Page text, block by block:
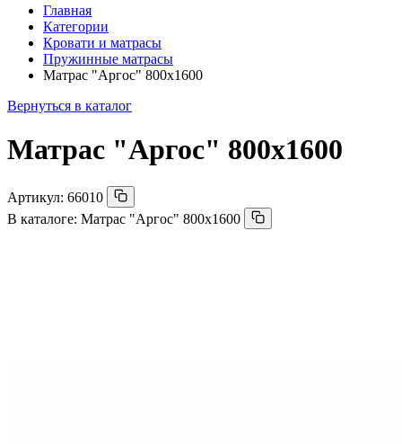
Главная
Категории
Кровати и матрасы
Пружинные матрасы
Матрас "Аргос" 800х1600
Вернуться в каталог
Матрас "Аргос" 800х1600
Артикул: 66010
В каталоге: Матрас "Аргос" 800х1600